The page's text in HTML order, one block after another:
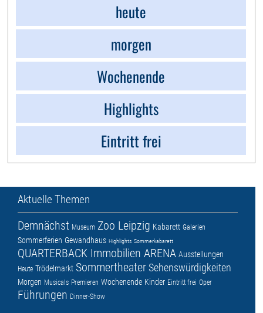
heute
morgen
Wochenende
Highlights
Eintritt frei
Aktuelle Themen
Demnächst Museum Zoo Leipzig Kabarett Galerien
Sommerferien Gewandhaus Highlights Sommerkabarett
QUARTERBACK Immobilien ARENA Ausstellungen
Heute Trödelmarkt SommertheaterSehenswürdigkeiten
Morgen Musicals Premieren Wochenende Kinder Eintritt frei Oper
Führungen Dinner-Show